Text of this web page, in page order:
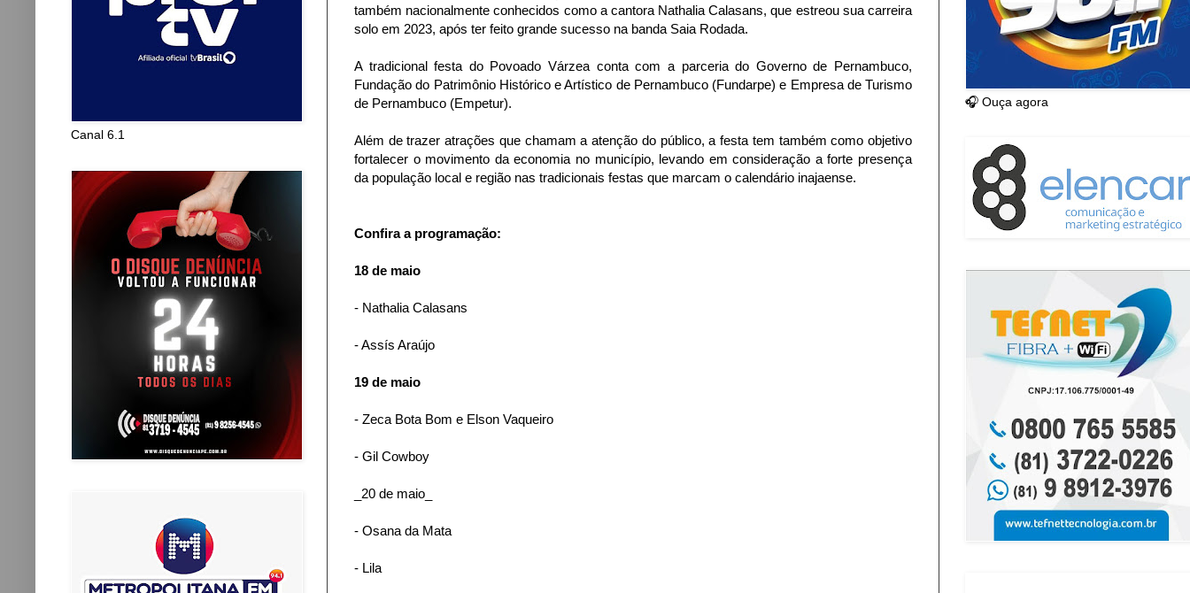
também nacionalmente conhecidos como a cantora Nathalia Calasans, que estreou sua carreira
solo em 2023, após ter feito grande sucesso na banda Saia Rodada.
A tradicional festa do Povoado Várzea conta com a parceria do Governo de Pernambuco,
Fundação do Patrimônio Histórico e Artístico de Pernambuco (Fundarpe) e Empresa de Turismo
de Pernambuco (Empetur).
Além de trazer atrações que chamam a atenção do público, a festa tem também como objetivo
fortalecer o movimento da economia no município, levando em consideração a forte presença
da população local e região nas tradicionais festas que marcam o calendário inajaense.
Confira a programação:
18 de maio
- Nathalia Calasans
- Assís Araújo
19 de maio
- Zeca Bota Bom e Elson Vaqueiro
- Gil Cowboy
_20 de maio_
- Osana da Mata
- Lila
Canal 6.1
🎧 Ouça agora